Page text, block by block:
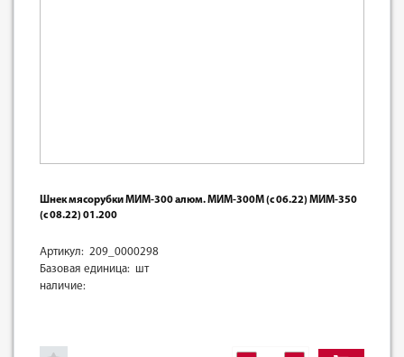
Шнек мясорубки МИМ-300 алюм. МИМ-300М (с 06.22) МИМ-350
(с 08.22) 01.200
Артикул: 209_0000298
Базовая единица: шт
наличие: